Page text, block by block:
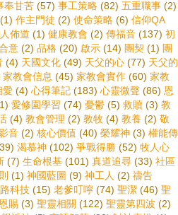
奉甘苦 (57) 事工策略 (82) 五重職事 (2)
(1) 作主門徒 (2) 使命策略 (6) 信仰QA
佈道 (1) 健康教會 (2) 傳福音 (137) 初
意 (2) 品格 (20) 啟示 (14) 團契 (1) 團
(4) 天國文化 (49) 天父的心 (77) 天父的
家教會信息 (45) 家教會實作 (60) 家教
愛 (4) 心得筆記 (183) 心靈微聲 (86) 恩
愛修園學習 (74) 憂鬱 (5) 救贖 (3) 教
(4) 教會管理 (2) 教牧 (4) 教養 (2) 敬
音 (2) 核心價值 (40) 榮耀神 (3) 權能傳
渴慕神 (102) 爭戰得勝 (52) 牧人心
(7) 生命根基 (101) 真道追尋 (33) 社區
(1) 神國藍圖 (9) 神工人 (2) 禱告
科技 (15) 老爹叮嚀 (74) 聖潔 (46) 聖
賜 (3) 聖靈相關 (122) 聖靈第四波 (2)